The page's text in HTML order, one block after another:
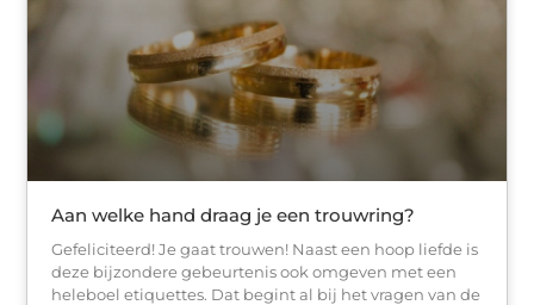
Aan welke hand draag je een trouwring?
Gefeliciteerd! Je gaat trouwen! Naast een hoop liefde is
deze bijzondere gebeurtenis ook omgeven met een
heleboel etiquettes. Dat begint al bij het vragen van de